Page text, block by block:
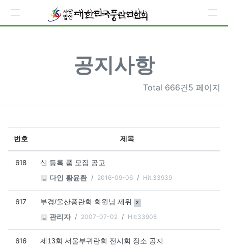
공지사항
Total 666건5 페이지
번호 제목
618
신 등록 품 모집 공고
다인 황윤환
2016-09-06 Hit:33939
617 부경/울산풍란회 회원님 제위 댓글
2
관리자 2007-07-02 Hit:33908
616
제13회 서울부귀란회 전시회 장소 공지